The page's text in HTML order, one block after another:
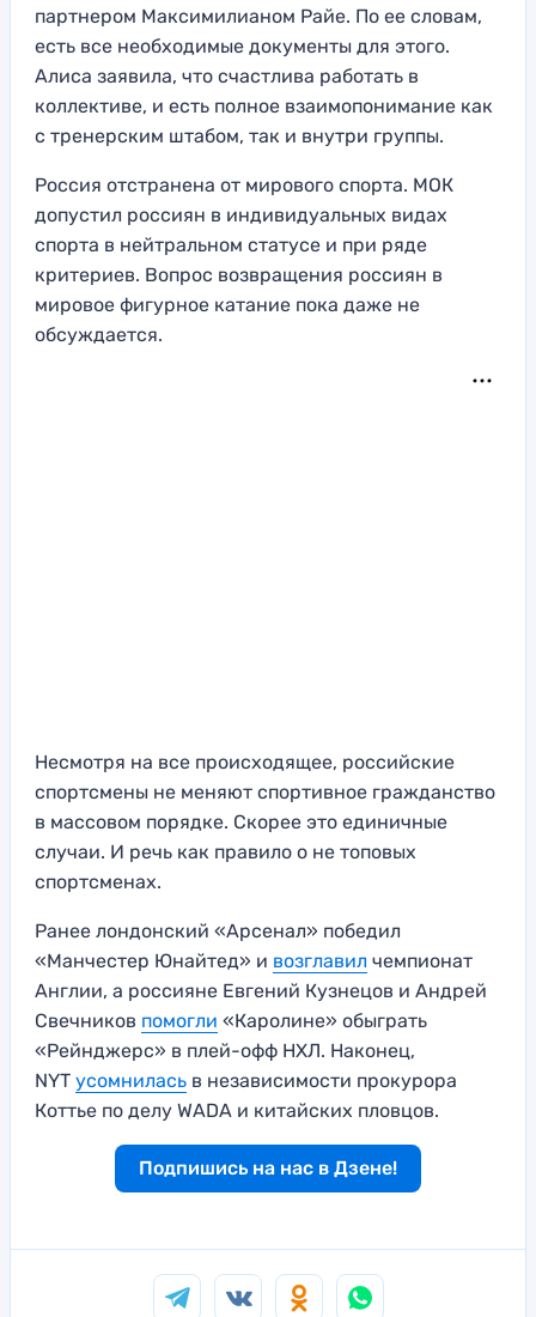
партнером Максимилианом Райе. По ее словам,
есть все необходимые документы для этого.
Алиса заявила, что счастлива работать в
коллективе, и есть полное взаимопонимание как
с тренерским штабом, так и внутри группы.
Россия отстранена от мирового спорта. МОК
допустил россиян в индивидуальных видах
спорта в нейтральном статусе и при ряде
критериев. Вопрос возвращения россиян в
мировое фигурное катание пока даже не
обсуждается.
Несмотря на все происходящее, российские
спортсмены не меняют спортивное гражданство
в массовом порядке. Скорее это единичные
случаи. И речь как правило о не топовых
спортсменах.
Ранее лондонский «Арсенал» победил
«Манчестер Юнайтед» и возглавил чемпионат
Англии, а россияне Евгений Кузнецов и Андрей
Свечников помогли «Каролине» обыграть
«Рейнджерс» в плей-офф НХЛ. Наконец,
NYT усомнилась в независимости прокурора
Коттье по делу WADA и китайских пловцов.
Подпишись на нас в Дзене!